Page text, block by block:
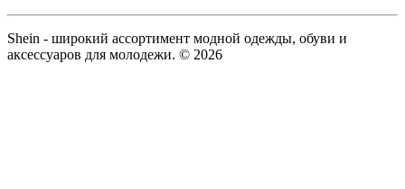
Shein - широкий ассортимент модной одежды, обуви и
аксессуаров для молодежи. © 2026